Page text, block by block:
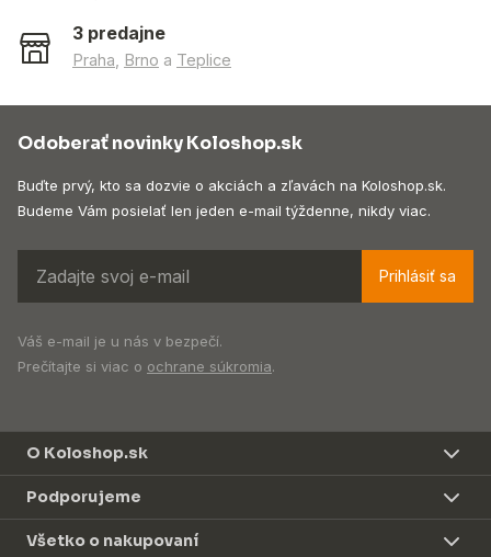
3 predajne
Praha Brno a Teplice
Odoberať novinky Koloshop.sk
Buďte prvý, kto sa dozvie o akciách a zľavách na Koloshop.sk.
Budeme Vám posielať len jeden e-mail týždenne, nikdy viac.
Prihlásiť sa
Váš e-mail je u nás v bezpečí.
Prečítajte si viac o ochrane súkromia.
O Koloshop.sk
Podporujeme
Všetko o nakupovaní